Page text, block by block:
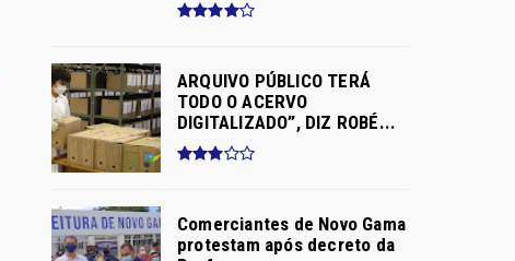
ARQUIVO PÚBLICO TERÁ
TODO O ACERVO
DIGITALIZADO”, DIZ ROBÉ...
Comerciantes de Novo Gama
protestam após decreto da